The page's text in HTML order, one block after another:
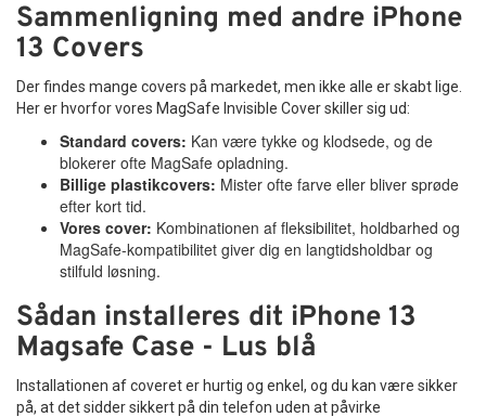
Sammenligning med andre iPhone
13 Covers
Der findes mange covers på markedet, men ikke alle er skabt lige.
Her er hvorfor vores MagSafe Invisible Cover skiller sig ud:
Standard covers: Kan være tykke og klodsede, og de
blokerer ofte MagSafe opladning.
Billige plastikcovers: Mister ofte farve eller bliver sprøde
efter kort tid.
Vores cover: Kombinationen af fleksibilitet, holdbarhed og
MagSafe-kompatibilitet giver dig en langtidsholdbar og
stilfuld løsning.
Sådan installeres dit iPhone 13
Magsafe Case - Lus blå
Installationen af coveret er hurtig og enkel, og du kan være sikker
på, at det sidder sikkert på din telefon uden at påvirke